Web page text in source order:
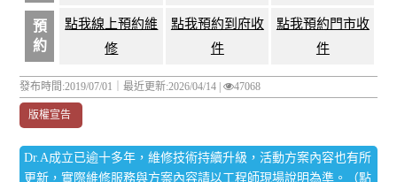
預
約
點我線上預約維
修
點我預約到府收
件
點我預約門市收
件
發布時間:2019/07/01｜最近更新:2026/04/14 | 47068
版權宣告
Dr.A成立已逾十多年，維修技術持續升級，活動方案內容也有所
更新，實際維修服務與方案內容請以工程師現場說明為準。（點